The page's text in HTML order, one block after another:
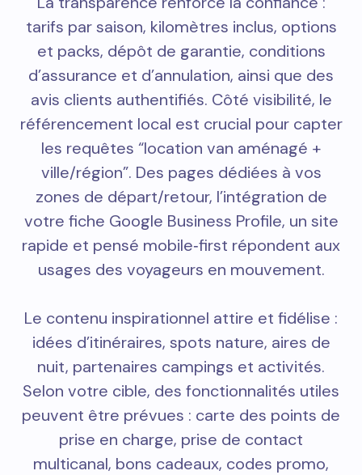
tarifs par saison, kilomètres inclus, options
et packs, dépôt de garantie, conditions
d’assurance et d’annulation, ainsi que des
avis clients authentifiés. Côté visibilité, le
référencement local est crucial pour capter
les requêtes “location van aménagé +
ville/région”. Des pages dédiées à vos
zones de départ/retour, l’intégration de
votre fiche Google Business Profile, un site
rapide et pensé mobile‑first répondent aux
usages des voyageurs en mouvement.
Le contenu inspirationnel attire et fidélise :
idées d’itinéraires, spots nature, aires de
nuit, partenaires campings et activités.
Selon votre cible, des fonctionnalités utiles
peuvent être prévues : carte des points de
prise en charge, prise de contact
multicanal, bons cadeaux, codes promo,